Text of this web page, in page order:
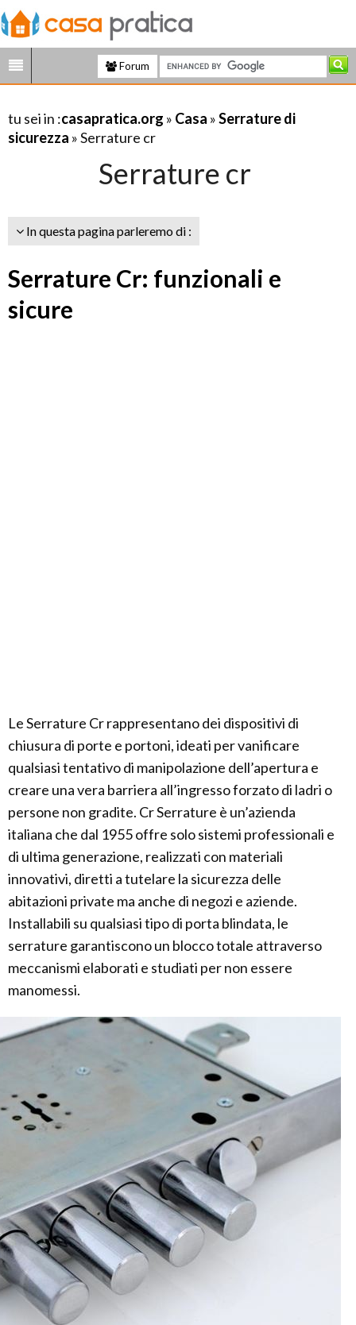
Forum
tu sei in :casapratica.org » Casa »Serrature di
sicurezza » Serrature cr
Serrature cr
In questa pagina parleremo di :
Serrature Cr: funzionali e
sicure
Le Serrature Cr rappresentano dei dispositivi di
chiusura di porte e portoni, ideati per vanificare
qualsiasi tentativo di manipolazione dell’apertura e
creare una vera barriera all’ingresso forzato di ladri o
persone non gradite. Cr Serrature è un’azienda
italiana che dal 1955 offre solo sistemi professionali e
di ultima generazione, realizzati con materiali
innovativi, diretti a tutelare la sicurezza delle
abitazioni private ma anche di negozi e aziende.
Installabili su qualsiasi tipo di porta blindata, le
serrature garantiscono un blocco totale attraverso
meccanismi elaborati e studiati per non essere
manomessi.